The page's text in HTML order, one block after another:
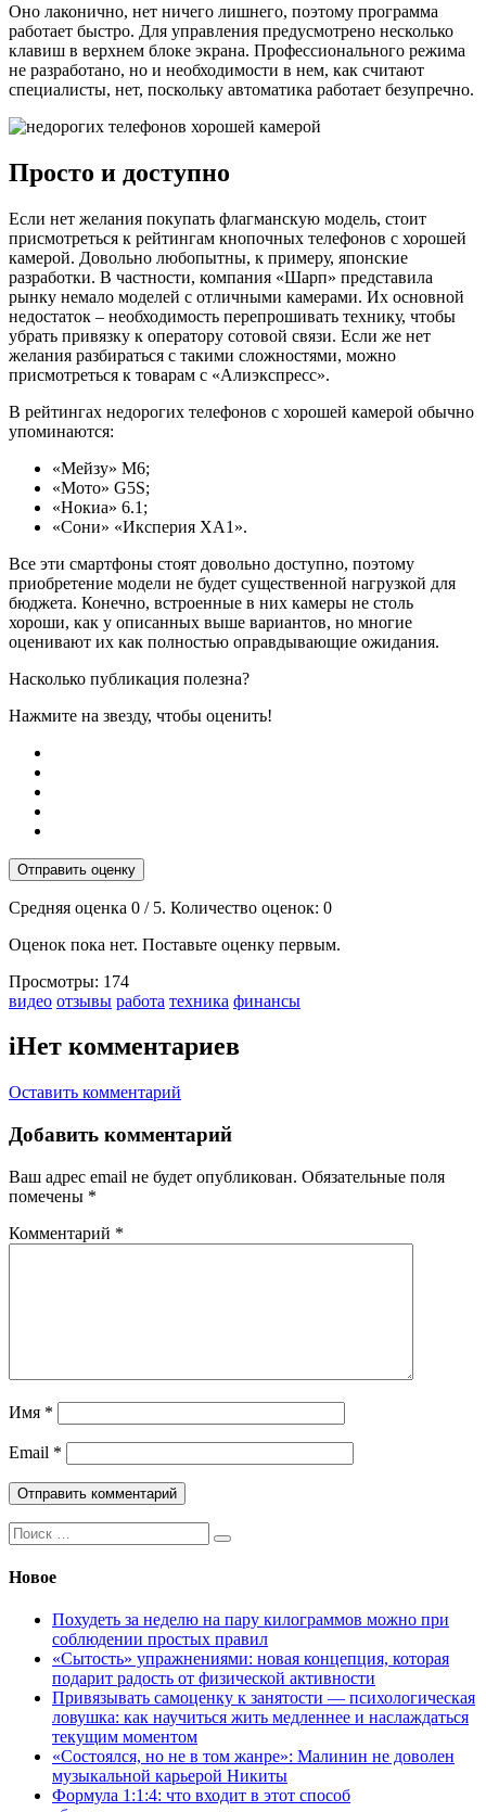
Оно лаконично, нет ничего лишнего, поэтому программа
работает быстро. Для управления предусмотрено несколько
клавиш в верхнем блоке экрана. Профессионального режима
не разработано, но и необходимости в нем, как считают
специалисты, нет, поскольку автоматика работает безупречно.
Просто и доступно
Если нет желания покупать флагманскую модель, стоит
присмотреться к рейтингам кнопочных телефонов с хорошей
камерой. Довольно любопытны, к примеру, японские
разработки. В частности, компания «Шарп» представила
рынку немало моделей с отличными камерами. Их основной
недостаток – необходимость перепрошивать технику, чтобы
убрать привязку к оператору сотовой связи. Если же нет
желания разбираться с такими сложностями, можно
присмотреться к товарам с «Алиэкспресс».
В рейтингах недорогих телефонов с хорошей камерой обычно
упоминаются:
«Мейзу» М6;
«Мото» G5S;
«Нокиа» 6.1;
«Сони» «Иксперия ХА1».
Все эти смартфоны стоят довольно доступно, поэтому
приобретение модели не будет существенной нагрузкой для
бюджета. Конечно, встроенные в них камеры не столь
хороши, как у описанных выше вариантов, но многие
оценивают их как полностью оправдывающие ожидания.
Насколько публикация полезна?
Нажмите на звезду, чтобы оценить!
Отправить оценку
Средняя оценка 0 / 5. Количество оценок: 0
Оценок пока нет. Поставьте оценку первым.
Просмотры: 174
Тэги:
видео отзывы работа техника финансы
iНет комментариев
Оставить комментарий
Добавить комментарий
Ваш адрес email не будет опубликован. Обязательные поля
помечены *
Комментарий *
Имя *
Email *
Поиск:
Новое
Похудеть за неделю на пару килограммов можно при
соблюдении простых правил
«Сытость» упражнениями: новая концепция, которая
подарит радость от физической активности
Привязывать самоценку к занятости — психологическая
ловушка: как научиться жить медленнее и наслаждаться
текущим моментом
«Состоялся, но не в том жанре»: Малинин не доволен
музыкальной карьерой Никиты
Формула 1:1:4: что входит в этот способ